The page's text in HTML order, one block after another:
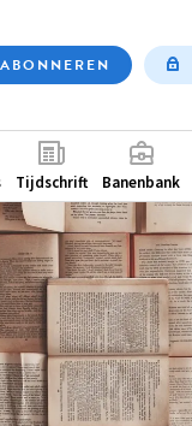
ABONNEREN
Tijdschrift Banenbank